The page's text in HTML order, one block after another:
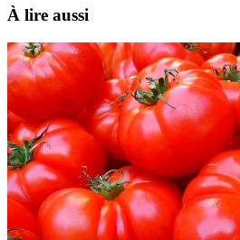
À lire aussi